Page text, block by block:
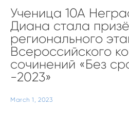
March 1, 2023
Ученица 10А
Диана стала
регионального
Всероссийского
сочинений «Без
-2023»